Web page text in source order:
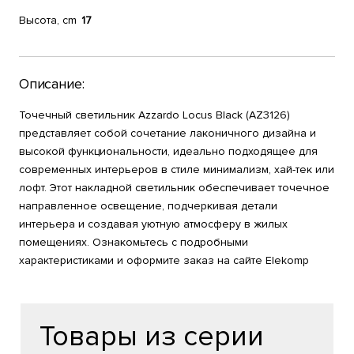
Высота, cm 17
Описание:
Точечный светильник Azzardo Locus Black (AZ3126)
представляет собой сочетание лаконичного дизайна и
высокой функциональности, идеально подходящее для
современных интерьеров в стиле минимализм, хай-тек или
лофт. Этот накладной светильник обеспечивает точечное
направленное освещение, подчеркивая детали
интерьера и создавая уютную атмосферу в жилых
помещениях. Ознакомьтесь с подробными
характеристиками и оформите заказ на сайте Elekomp
Товары из серии